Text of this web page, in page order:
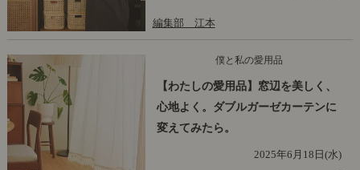
編集部 江本
僕と私の愛用品
【わたしの愛用品】窓辺を美しく、
心地よく。ダブルガーゼカーテンに
変えてみたら。
2025年6月18日(水)